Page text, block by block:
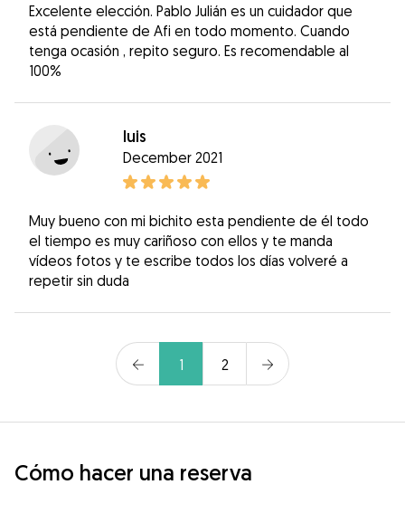
Excelente elección. Pablo Julián es un cuidador que
está pendiente de Afi en todo momento. Cuando
tenga ocasión , repito seguro. Es recomendable al
100%
luis
December 2021
Muy bueno con mi bichito esta pendiente de él todo
el tiempo es muy cariñoso con ellos y te manda
vídeos fotos y te escribe todos los días volveré a
repetir sin duda
1 2
Cómo hacer una reserva